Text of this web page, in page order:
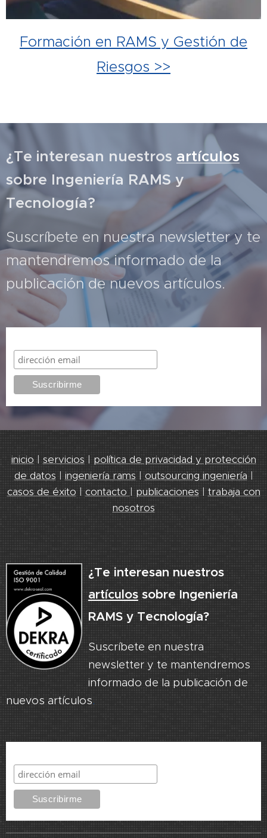
Formación en RAMS y Gestión de
Riesgos >>
¿Te interesan nuestros artículos
sobre Ingeniería RAMS y
Tecnología?
Suscríbete en nuestra newsletter y te
mantendremos informado de la
publicación de nuevos artículos.
inicio | servicios | política de privacidad y protección
de datos | ingeniería rams | outsourcing ingeniería |
casos de éxito | contacto | publicaciones | trabaja con
nosotros
¿Te interesan nuestros
artículossobre Ingeniería
RAMS y Tecnología?
Suscríbete en nuestra
newsletter y te mantendremos
informado de la publicación de
nuevos artículos.